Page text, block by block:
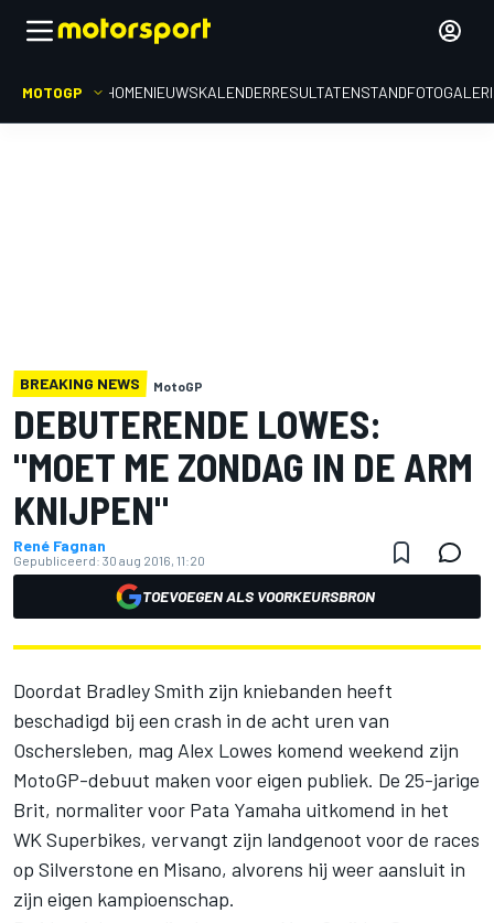
MOTOGP HOMENIEUWSKALENDERRESULTATENSTAND
BREAKING NEWS MotoGP
DEBUTERENDE LOWES:
"MOET ME ZONDAG IN DE ARM
KNIJPEN"
René Fagnan
Gepubliceerd: 30 aug 2016, 11:20
TOEVOEGEN ALS VOORKEURSBRON
Doordat Bradley Smith zijn kniebanden heeft
beschadigd bij een crash in de acht uren van
Oschersleben, mag Alex Lowes komend weekend zijn
MotoGP-debuut maken voor eigen publiek. De 25-jarige
Brit, normaliter voor Pata Yamaha uitkomend in het
WK Superbikes, vervangt zijn landgenoot voor de races
op Silverstone en Misano, alvorens hij weer aansluit in
zijn eigen kampioenschap.